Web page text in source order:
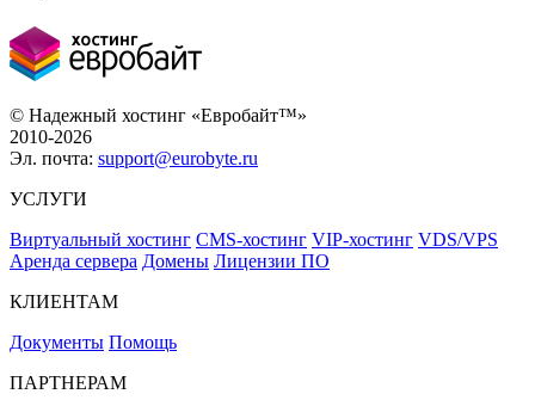
© Надежный хостинг «Евробайт™»
2010-2026
Эл. почта: support@eurobyte.ru
УСЛУГИ
Виртуальный хостинг CMS-хостинг VIP-хостинг VDS/VPS
Аренда сервера Домены Лицензии ПО
КЛИЕНТАМ
Документы Помощь
ПАРТНЕРАМ